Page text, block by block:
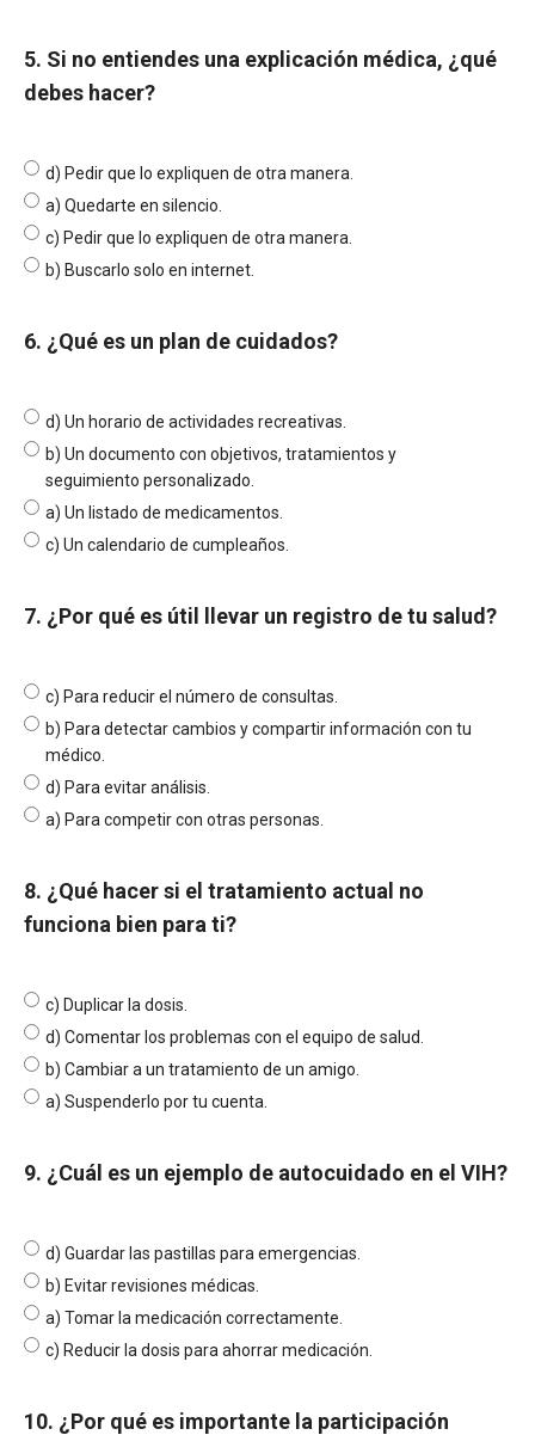
5. Si no entiendes una explicación médica, ¿qué
debes hacer?
d) Pedir que lo expliquen de otra manera.
a) Quedarte en silencio.
c) Pedir que lo expliquen de otra manera.
b) Buscarlo solo en internet.
6. ¿Qué es un plan de cuidados?
d) Un horario de actividades recreativas.
b) Un documento con objetivos, tratamientos y
seguimiento personalizado.
a) Un listado de medicamentos.
c) Un calendario de cumpleaños.
7. ¿Por qué es útil llevar un registro de tu salud?
c) Para reducir el número de consultas.
b) Para detectar cambios y compartir información con tu
médico.
d) Para evitar análisis.
a) Para competir con otras personas.
8. ¿Qué hacer si el tratamiento actual no
funciona bien para ti?
c) Duplicar la dosis.
d) Comentar los problemas con el equipo de salud.
b) Cambiar a un tratamiento de un amigo.
a) Suspenderlo por tu cuenta.
9. ¿Cuál es un ejemplo de autocuidado en el VIH?
d) Guardar las pastillas para emergencias.
b) Evitar revisiones médicas.
a) Tomar la medicación correctamente.
c) Reducir la dosis para ahorrar medicación.
10. ¿Por qué es importante la participación